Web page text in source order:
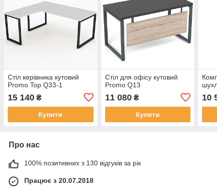
Стіл керівника кутовий
Promo Top Q33-1
15 140 ₴
Купити
Стіл для офісу кутовий
Promo Q13
11 080₴
Купити
10
Про нас
100% позитивних з 130 відгуків за рік
Працює з 20.07.2018